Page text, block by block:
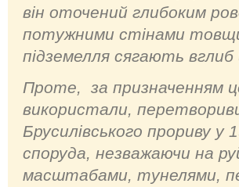
він оточений глибоким
потужними стінами
підземелля сягають
Проте, за призначенням
використали,
Брусилівського прориву
споруда, незважаючи на
масштабами, тунелями,